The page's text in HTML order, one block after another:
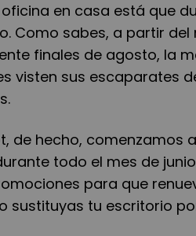
en casa está que
Como sabes, a partir del
finales de agosto, la
visten sus escaparates
de hecho,
todo el mes de
para que
o sustituyas tu escritorio